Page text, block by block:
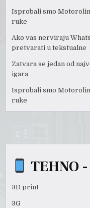
Isprobali smo
ruke
Ako vas nerviraju
pretvarati u tekstualne
Zatvara se jedan od
igara
Isprobali smo
ruke
TEHNO
3D print
3G